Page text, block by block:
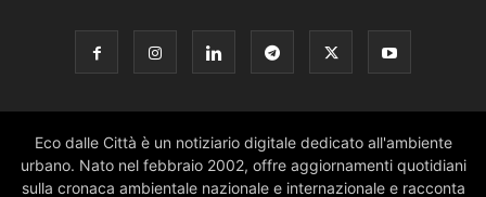
Eco dalle Città è un notiziario digitale dedicato all'ambiente
urbano. Nato nel febbraio 2002, offre aggiornamenti quotidiani
sulla cronaca ambientale nazionale e internazionale e racconta